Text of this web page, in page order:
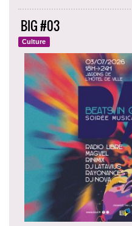
BIG #03
Culture